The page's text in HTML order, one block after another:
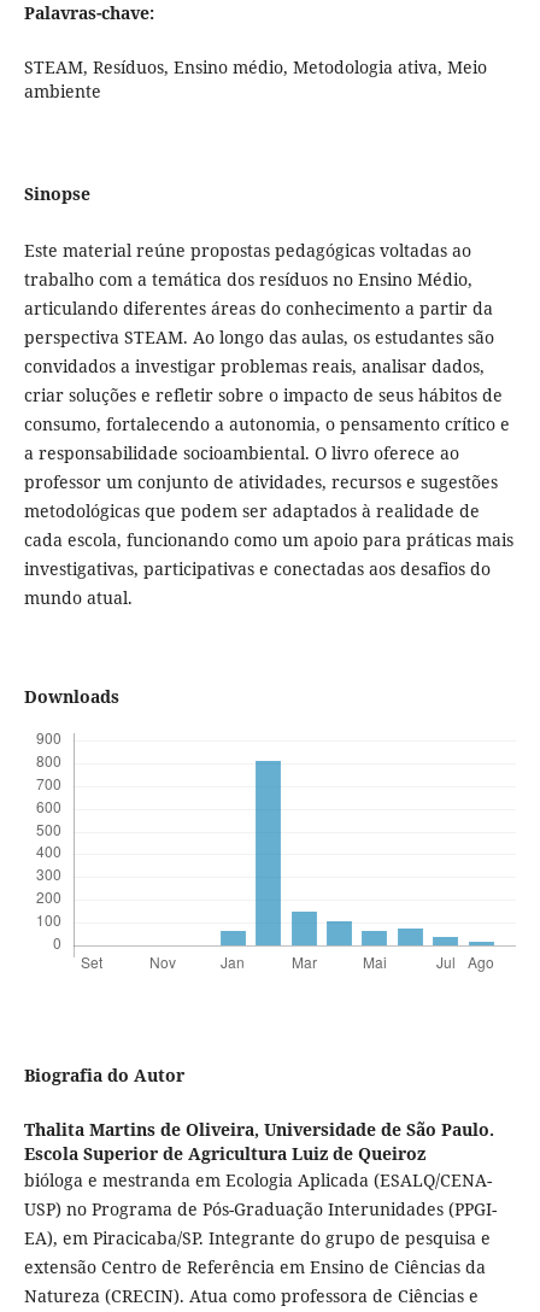
Palavras-chave:
STEAM, Resíduos, Ensino médio, Metodologia ativa, Meio
ambiente
Sinopse
Este material reúne propostas pedagógicas voltadas ao
trabalho com a temática dos resíduos no Ensino Médio,
articulando diferentes áreas do conhecimento a partir da
perspectiva STEAM. Ao longo das aulas, os estudantes são
convidados a investigar problemas reais, analisar dados,
criar soluções e refletir sobre o impacto de seus hábitos de
consumo, fortalecendo a autonomia, o pensamento crítico e
a responsabilidade socioambiental. O livro oferece ao
professor um conjunto de atividades, recursos e sugestões
metodológicas que podem ser adaptados à realidade de
cada escola, funcionando como um apoio para práticas mais
investigativas, participativas e conectadas aos desafios do
mundo atual.
Downloads
Biografia do Autor
Thalita Martins de Oliveira, Universidade de São Paulo.
Escola Superior de Agricultura Luiz de Queiroz
bióloga e mestranda em Ecologia Aplicada (ESALQ/CENA-
USP) no Programa de Pós-Graduação Interunidades (PPGI-
EA), em Piracicaba/SP. Integrante do grupo de pesquisa e
extensão Centro de Referência em Ensino de Ciências da
Natureza (CRECIN). Atua como professora de Ciências e